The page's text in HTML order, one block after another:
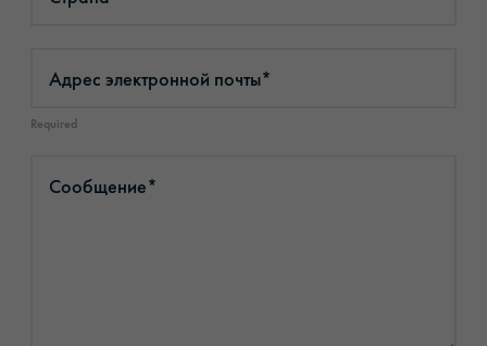
Адрес электронной почты*
Required
Сообщение*